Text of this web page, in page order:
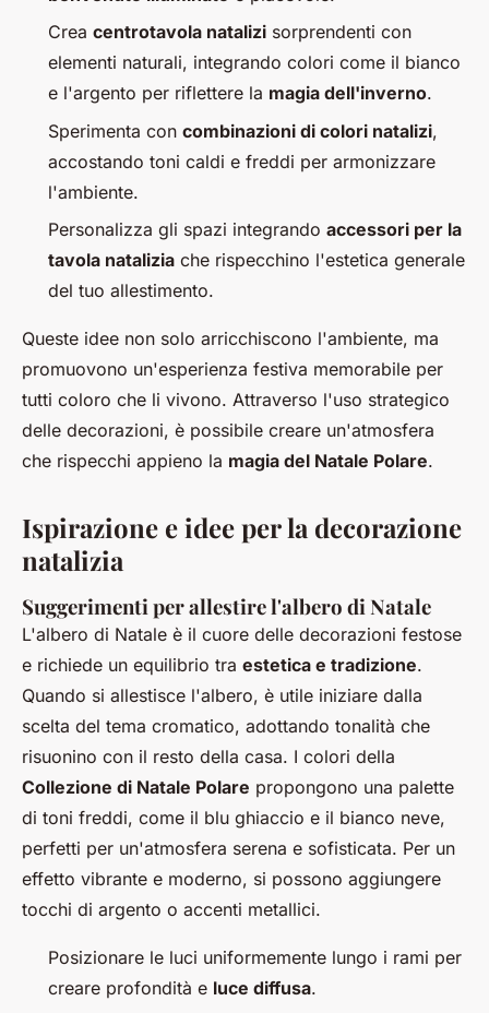
Crea centrotavola natalizi sorprendenti con
elementi naturali, integrando colori come il bianco
e l'argento per riflettere la magia dell'inverno.
Sperimenta con combinazioni di colori natalizi,
accostando toni caldi e freddi per armonizzare
l'ambiente.
Personalizza gli spazi integrando accessori per la
tavola natalizia che rispecchino l'estetica generale
del tuo allestimento.
Queste idee non solo arricchiscono l'ambiente, ma
promuovono un'esperienza festiva memorabile per
tutti coloro che li vivono. Attraverso l'uso strategico
delle decorazioni, è possibile creare un'atmosfera
che rispecchi appieno la magia del Natale Polare.
Ispirazione e idee per la decorazione
natalizia
Suggerimenti per allestire l'albero di Natale
L'albero di Natale è il cuore delle decorazioni festose
e richiede un equilibrio tra estetica e tradizione.
Quando si allestisce l'albero, è utile iniziare dalla
scelta del tema cromatico, adottando tonalità che
risuonino con il resto della casa. I colori della
Collezione di Natale Polare propongono una palette
di toni freddi, come il blu ghiaccio e il bianco neve,
perfetti per un'atmosfera serena e sofisticata. Per un
effetto vibrante e moderno, si possono aggiungere
tocchi di argento o accenti metallici.
Posizionare le luci uniformemente lungo i rami per
creare profondità e luce diffusa.